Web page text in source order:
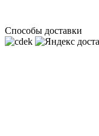
Способы доставки